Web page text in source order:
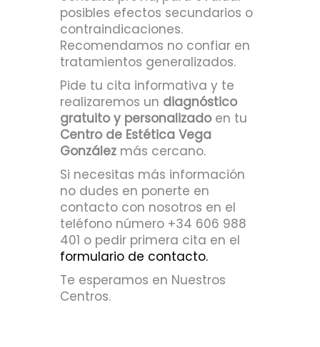
posibles efectos secundarios o
contraindicaciones.
Recomendamos no confiar en
tratamientos generalizados.
Pide tu cita informativa y te
realizaremos un diagnóstico
gratuito y personalizadoen tu
Centro de Estética Vega
González más cercano.
Si necesitas más información
no dudes en ponerte en
contacto con nosotros en el
teléfono número +34 606 988
401 o pedir primera cita en el
formulario de contacto.
Te esperamos en Nuestros
Centros.